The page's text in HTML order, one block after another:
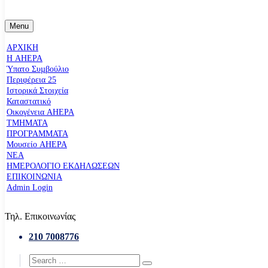
Menu
ΑΡΧΙΚΗ
Η AHEPA
Ύπατο Συµβούλιο
Περιφέρεια 25
Ιστορικά Στοιχεία
Καταστατικό
Οικογένεια AHEPA
ΤΜΗΜΑΤΑ
ΠΡΟΓΡΑΜΜΑΤΑ
Μουσείο AHEPA
ΝΕΑ
ΗΜΕΡΟΛΟΓΙΟ ΕΚΔΗΛΩΣΕΩΝ
ΕΠΙΚΟΙΝΩΝΙΑ
Admin Login
Τηλ. Επικοινωνίας
210 7008776